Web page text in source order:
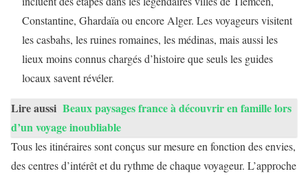
Constantine, Ghardaïa ou encore Alger. Les voyageurs visitent
les casbahs, les ruines romaines, les médinas, mais aussi les
lieux moins connus chargés d’histoire que seuls les guides
locaux savent révéler.
Lire aussi Beaux paysages france à découvrir en famille lors
d’un voyage inoubliable
Tous les itinéraires sont conçus sur mesure en fonction des envies,
des centres d’intérêt et du rythme de chaque voyageur. L’approche